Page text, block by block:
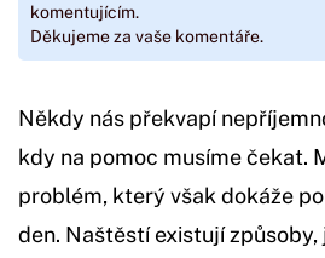
komentujícím.
Děkujeme za vaše komentáře.
Někdy nás překvapí
kdy na pomoc musíme čekat.
problém, který však dokáže
den. Naštěstí existují způsoby,